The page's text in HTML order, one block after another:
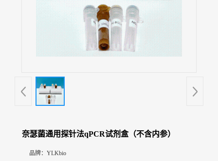
奈瑟菌通用探针法qPCR试剂盒（不含内参）
品牌： YLKbio